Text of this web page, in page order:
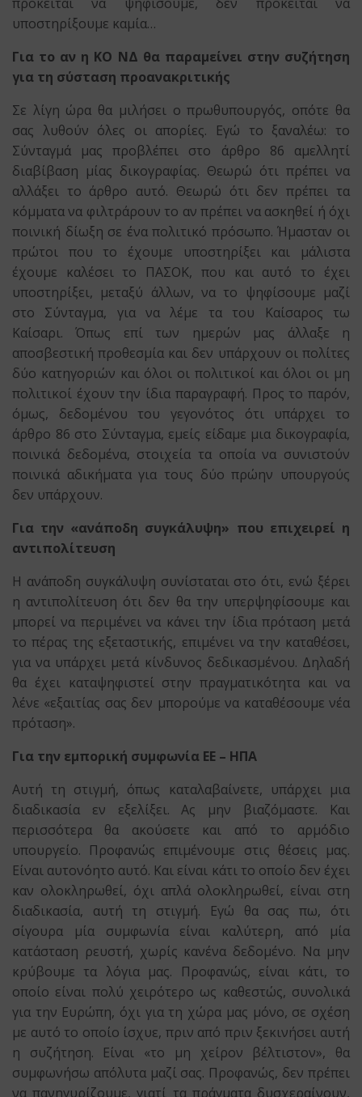
υποστηρίξουμε καμία…
Για το αν η ΚΟ ΝΔ θα παραμείνει στην συζήτηση
για τη σύσταση προανακριτικής
Σε λίγη ώρα θα μιλήσει ο πρωθυπουργός, οπότε θα
σας λυθούν όλες οι απορίες. Εγώ το ξαναλέω: το
Σύνταγμά μας προβλέπει στο άρθρο 86 αμελλητί
διαβίβαση μίας δικογραφίας. Θεωρώ ότι πρέπει να
αλλάξει το άρθρο αυτό. Θεωρώ ότι δεν πρέπει τα
κόμματα να φιλτράρουν το αν πρέπει να ασκηθεί ή όχι
ποινική δίωξη σε ένα πολιτικό πρόσωπο. Ήμασταν οι
πρώτοι που το έχουμε υποστηρίξει και μάλιστα
έχουμε καλέσει το ΠΑΣΟΚ, που και αυτό το έχει
υποστηρίξει, μεταξύ άλλων, να το ψηφίσουμε μαζί
στο Σύνταγμα, για να λέμε τα του Καίσαρος τω
Καίσαρι. Όπως επί των ημερών μας άλλαξε η
αποσβεστική προθεσμία και δεν υπάρχουν οι πολίτες
δύο κατηγοριών και όλοι οι πολιτικοί και όλοι οι μη
πολιτικοί έχουν την ίδια παραγραφή. Προς το παρόν,
όμως, δεδομένου του γεγονότος ότι υπάρχει το
άρθρο 86 στο Σύνταγμα, εμείς είδαμε μια δικογραφία,
ποινικά δεδομένα, στοιχεία τα οποία να συνιστούν
ποινικά αδικήματα για τους δύο πρώην υπουργούς
δεν υπάρχουν.
Για την «ανάποδη συγκάλυψη» που επιχειρεί η
αντιπολίτευση
Η ανάποδη συγκάλυψη συνίσταται στο ότι, ενώ ξέρει
η αντιπολίτευση ότι δεν θα την υπερψηφίσουμε και
μπορεί να περιμένει να κάνει την ίδια πρόταση μετά
το πέρας της εξεταστικής, επιμένει να την καταθέσει,
για να υπάρχει μετά κίνδυνος δεδικασμένου. Δηλαδή
θα έχει καταψηφιστεί στην πραγματικότητα και να
λένε «εξαιτίας σας δεν μπορούμε να καταθέσουμε νέα
πρόταση».
Για την εμπορική συμφωνία ΕΕ – ΗΠΑ
Αυτή τη στιγμή, όπως καταλαβαίνετε, υπάρχει μια
διαδικασία εν εξελίξει. Ας μην βιαζόμαστε. Και
περισσότερα θα ακούσετε και από το αρμόδιο
υπουργείο. Προφανώς επιμένουμε στις θέσεις μας.
Είναι αυτονόητο αυτό. Και είναι κάτι το οποίο δεν έχει
καν ολοκληρωθεί, όχι απλά ολοκληρωθεί, είναι στη
διαδικασία, αυτή τη στιγμή. Εγώ θα σας πω, ότι
σίγουρα μία συμφωνία είναι καλύτερη, από μία
κατάσταση ρευστή, χωρίς κανένα δεδομένο. Να μην
κρύβουμε τα λόγια μας. Προφανώς, είναι κάτι, το
οποίο είναι πολύ χειρότερο ως καθεστώς, συνολικά
για την Ευρώπη, όχι για τη χώρα μας μόνο, σε σχέση
με αυτό το οποίο ίσχυε, πριν από πριν ξεκινήσει αυτή
η συζήτηση. Είναι «το μη χείρον βέλτιστον», θα
συμφωνήσω απόλυτα μαζί σας. Προφανώς, δεν πρέπει
να πανηγυρίζουμε, γιατί τα πράγματα δυσχεραίνουν,